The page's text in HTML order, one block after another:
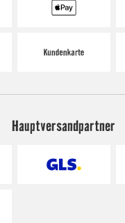
Hauptversandpartner